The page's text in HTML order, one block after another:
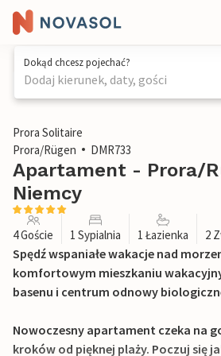
Dokąd chcesz pojechać?
Dodaj kierunek, daty, gości
1 / 41
Prora Solitaire
Prora/Rügen
DMR733
Apartament - Prora/
Niemcy
4 Goście 1 Sypialnia 1 Łazienka 2
Spędź wspaniałe wakacje nad
komfortowym mieszkaniu
basenu i centrum odnowy
Nowoczesny apartament czeka na
kroków od pięknej plaży. Poczuj się